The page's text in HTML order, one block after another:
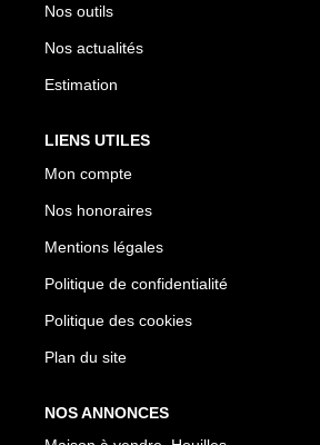
Nos outils
Nos actualités
Estimation
LIENS UTILES
Mon compte
Nos honoraires
Mentions légales
Politique de confidentialité
Politique des cookies
Plan du site
NOS ANNONCES